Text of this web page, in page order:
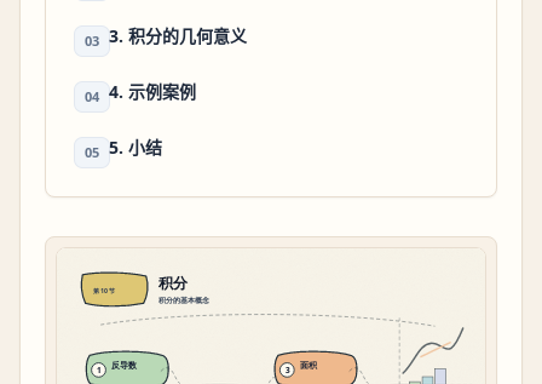
03 3. 积分的几何意义
04 4. 示例案例
05 5. 小结